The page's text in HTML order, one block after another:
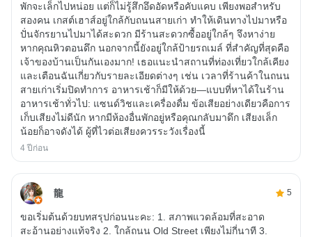
พักจะเล็กไปหน่อย แต่ก็ไม่รู้สึกอึดอัดหรือคับแคบ เพียงพอสำหรับ
สองคน เกสต์เฮาส์อยู่ใกล้กับถนนสายเก่า ทำให้เดินทางไปมาหรือ
ปั่นจักรยานไปมาได้สะดวก มีร้านสะดวกซื้ออยู่ใกล้ๆ จึงหาง่าย
หากคุณหิวตอนดึก นอกจากนี้ยังอยู่ใกล้ป้ายรถเมล์ ที่สำคัญที่สุดคือ
เจ้าของบ้านเป็นกันเองมาก! เธอแนะนำสถานที่ท่องเที่ยวใกล้เคียง
และเตือนฉันเกี่ยวกับรายละเอียดต่างๆ เช่น เวลาที่ร้านค้าในถนน
สายเก่าเริ่มปิดทำการ อาหารเช้าก็มีให้ด้วย—แบบที่หาได้ในร้าน
อาหารเช้าทั่วไป: แซนด์วิชและเครื่องดื่ม ข้อเสียอย่างเดียวคือการ
เก็บเสียงไม่ดีนัก หากมีห้องอื่นพักอยู่หรือคุณกลับมาดึก เสียงเล็ก
น้อยก็อาจดังได้ ผู้ที่ไวต่อเสียงควรระวังเรื่องนี้
4 ปีก่อน
龍 5
ขอเริ่มต้นด้วยบทสรุปก่อนนะคะ: 1. สภาพแวดล้อมที่สะอาด
สะอ้านอย่างแท้จริง 2. ใกล้ถนน Old Street เพียงไม่กี่นาที 3.